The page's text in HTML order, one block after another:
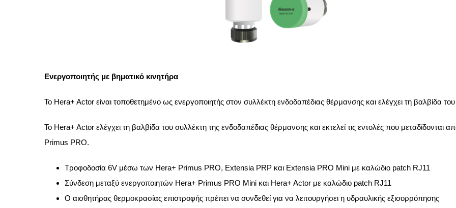
Ενεργοποιητής με βηματικό κινητήρα
Το Hera+ Actor είναι τοποθετημένο ως ενεργοποιητής στον συλλέκτη ενδοδαπέδιας θέρμανσης και ελέγχει τη βαλβίδα
Το Hera+ Actor ελέγχει τη βαλβίδα του συλλέκτη της ενδοδαπέδιας θέρμανσης και εκτελεί τις εντολές που μεταδίδονται
Primus PRO.
Τροφοδοσία 6V μέσω των Hera+ Primus PRO, Extensia PRP και Extensia PRO Mini με καλώδιο patch RJ11
Σύνδεση μεταξύ ενεργοποιητών Hera+ Primus PRO Mini και Hera+ Actor με καλώδιο patch RJ11
Ο αισθητήρας θερμοκρασίας επιστροφής πρέπει να συνδεθεί για να λειτουργήσει η υδραυλικής εξισορρόπησης